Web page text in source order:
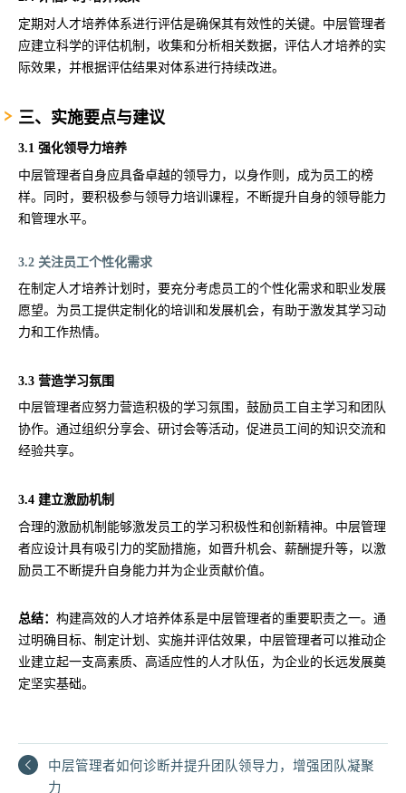
定期对人才培养体系进行评估是确保其有效性的关键。中层管理者
应建立科学的评估机制，收集和分析相关数据，评估人才培养的实
际效果，并根据评估结果对体系进行持续改进。
三、实施要点与建议
3.1 强化领导力培养
中层管理者自身应具备卓越的领导力，以身作则，成为员工的榜
样。同时，要积极参与领导力培训课程，不断提升自身的领导能力
和管理水平。
3.2 关注员工个性化需求
在制定人才培养计划时，要充分考虑员工的个性化需求和职业发展
愿望。为员工提供定制化的培训和发展机会，有助于激发其学习动
力和工作热情。
3.3 营造学习氛围
中层管理者应努力营造积极的学习氛围，鼓励员工自主学习和团队
协作。通过组织分享会、研讨会等活动，促进员工间的知识交流和
经验共享。
3.4 建立激励机制
合理的激励机制能够激发员工的学习积极性和创新精神。中层管理
者应设计具有吸引力的奖励措施，如晋升机会、薪酬提升等，以激
励员工不断提升自身能力并为企业贡献价值。
总结： 构建高效的人才培养体系是中层管理者的重要职责之一。通
过明确目标、制定计划、实施并评估效果，中层管理者可以推动企
业建立起一支高素质、高适应性的人才队伍，为企业的长远发展奠
定坚实基础。
中层管理者如何诊断并提升团队领导力，增强团队凝聚
力